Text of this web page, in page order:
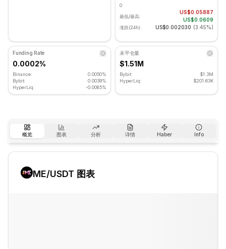
0
最低/最高:
US$0.05887
US$0.0609
涨跌(24h): US$0.002030 (3.45%)
Funding Rate
0.0002%
Binance:
0.0050%
Bybit:
0.0039%
HyperLiq:
-0.0085%
未平仓量
$1.51M
Bybit:
$1.3M
HyperLiq:
$201.63K
概览 图表 分析 详情 Haber Info
ME/USDT 图表